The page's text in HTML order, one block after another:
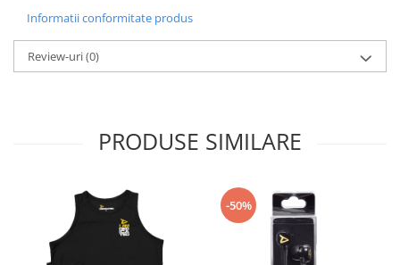
Informatii conformitate produs
Review-uri(0)
PRODUSE SIMILARE
-50%